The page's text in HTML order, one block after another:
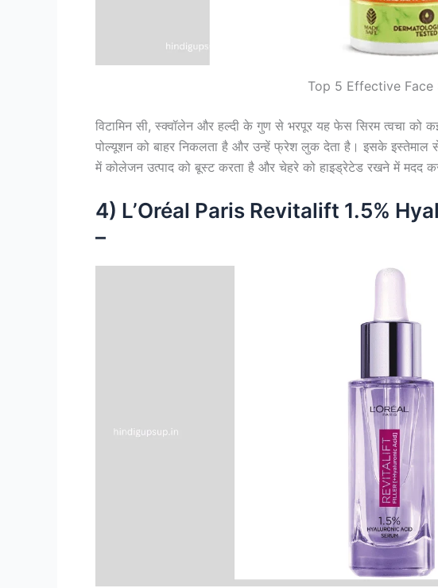
Top 5 Effective Face
विटामिन सी, स्क्वॉलेन और हल्दी के गुण से भरपूर यह फेस सिरम त्वचा को
पोल्यूशन को बाहर निकलता है और उन्हें फ्रेश लुक देता है। इसके इस्तेमाल
में कोलेजन उत्पाद को बूस्ट करता है और चेहरे को हाइड्रेटेड रखने में मदद
4) L’Oréal Paris Revitalift 1.5%
–